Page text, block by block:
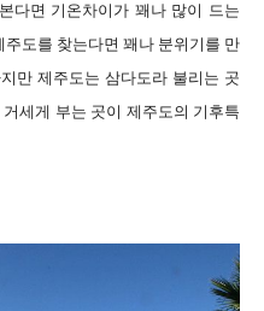
다면 기온차이가 꽤나 많이 드는
도를 찾는다면 꽤나 분위기를 만
만 제주도는 삼다도라 불리는 곳
세게 부는 곳이 제주도의 기후특